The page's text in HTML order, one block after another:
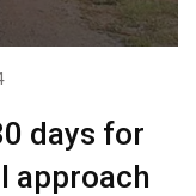
days for
approach